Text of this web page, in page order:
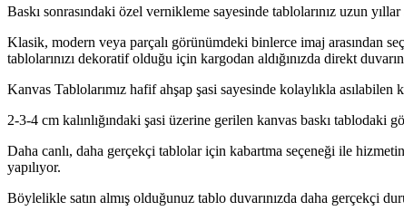
Baskı sonrasındaki özel vernikleme sayesinde tablolarınız uzun
Klasik, modern veya parçalı görünümdeki binlerce imaj arasından
tablolarınızı dekoratif olduğu için kargodan aldığınızda direkt
Kanvas Tablolarımız hafif ahşap şasi sayesinde kolaylıkla asılabilen
2-3-4 cm kalınlığındaki şasi üzerine gerilen kanvas baskı tablodaki
Daha canlı, daha gerçekçi tablolar için kabartma seçeneği ile
yapılıyor.
Böylelikle satın almış olduğunuz tablo duvarınızda daha gerçekçi